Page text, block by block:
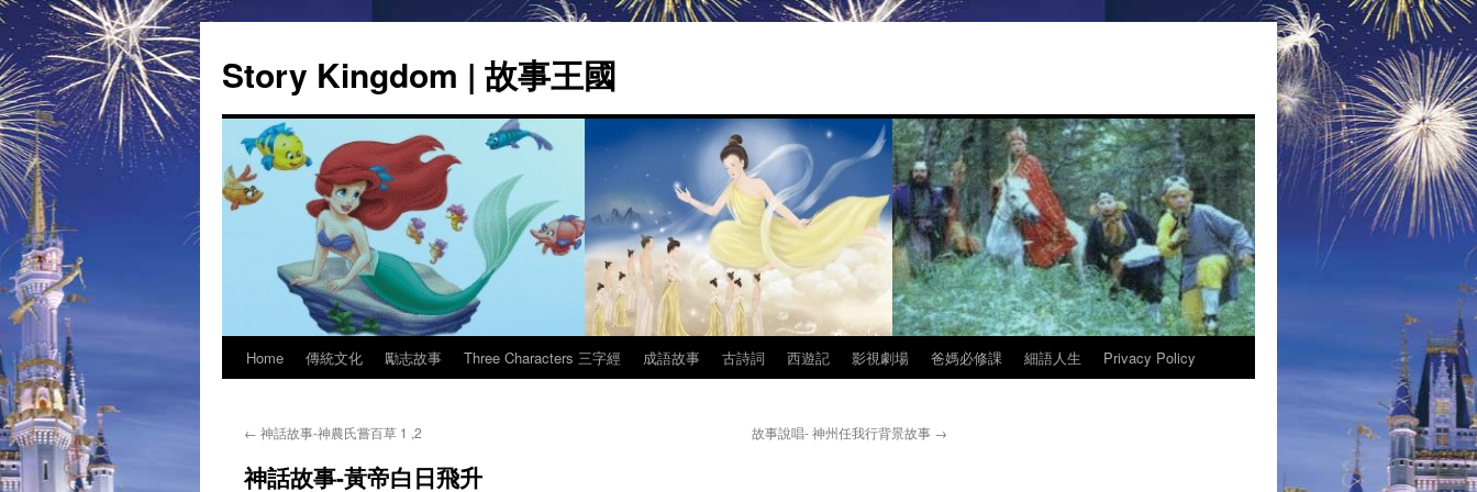
Story Kingdom | 故事王國
Skip
content
Home 傳統文化 勵志故事 Three Characters 三字經 成語故事 古詩詞 西遊記 影視劇場 爸媽必修課 細語人生 Privacy Policy
← 神話故事-神農氏嘗百草 1 ,2 故事說唱- 神州任我行背景故事 →
神話故事-黃帝白日飛升